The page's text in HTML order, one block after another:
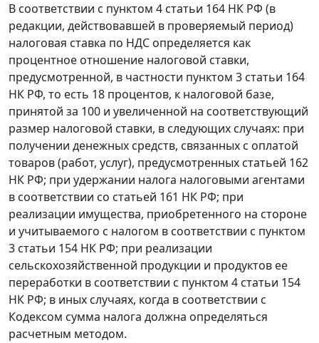
В соответствии с пунктом 4 статьи 164 НК РФ (в
редакции, действовавшей в проверяемый период)
налоговая ставка по НДС определяется как
процентное отношение налоговой ставки,
предусмотренной, в частности пунктом 3 статьи 164
НК РФ, то есть 18 процентов, к налоговой базе,
принятой за 100 и увеличенной на соответствующий
размер налоговой ставки, в следующих случаях: при
получении денежных средств, связанных с оплатой
товаров (работ, услуг), предусмотренных статьей 162
НК РФ; при удержании налога налоговыми агентами
в соответствии со статьей 161 НК РФ; при
реализации имущества, приобретенного на стороне
и учитываемого с налогом в соответствии с пунктом
3 статьи 154 НК РФ; при реализации
сельскохозяйственной продукции и продуктов ее
переработки в соответствии с пунктом 4 статьи 154
НК РФ; в иных случаях, когда в соответствии с
Кодексом сумма налога должна определяться
расчетным методом.